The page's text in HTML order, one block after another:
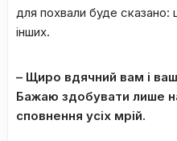
для похвали буде сказано:
інших.
– Щиро вдячний вам і
Бажаю здобувати лише
сповнення усіх мрій.